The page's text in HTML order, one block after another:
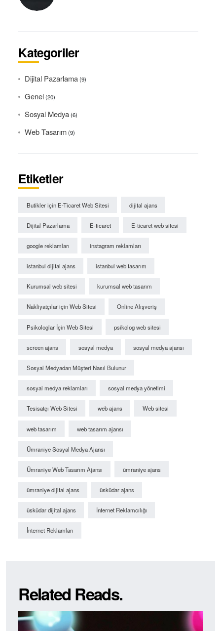
Kategoriler
Dijital Pazarlama(9)
Genel (20)
Sosyal Medya(6)
Web Tasarım(9)
Etiketler
Butikler için E-Ticaret Web Sitesi dijital ajans
Dijital Pazarlama E-ticaret E-ticaret web sitesi
google reklamları instagram reklamları
istanbul dijital ajans istanbul web tasarım
Kurumsal web sitesi kurumsal web tasarım
Nakliyatçılar için Web Sitesi Online Alışveriş
Psikologlar İçin Web Sitesi psikolog web sitesi
screen ajans sosyal medya sosyal medya ajansı
Sosyal Medyadan Müşteri Nasıl Bulunur
sosyal medya reklamları sosyal medya yönetimi
Tesisatçı Web Sitesi web ajans Web sitesi
web tasarım web tasarım ajansı
Ümraniye Sosyal Medya Ajansı
Ümraniye Web Tasarım Ajansı ümraniye ajans
ümraniye dijital ajans üsküdar ajans
üsküdar dijital ajans İnternet Reklamcılığı
İnternet Reklamları
Related Reads.